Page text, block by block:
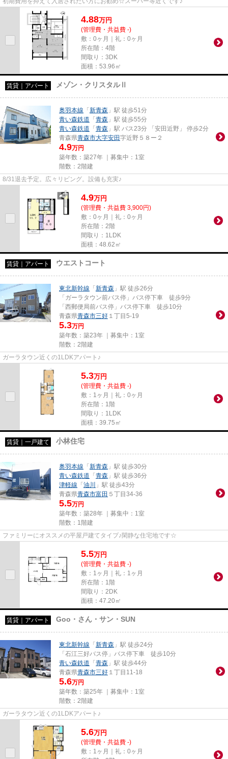
4.88万円
(管理費・共益費 -)
敷：0ヶ月｜礼：0ヶ月
所在階：4階
間取り：3DK
面積：53.96㎡
賃貸｜アパート メゾン・クリスタルⅡ
奥羽本線 「 新青森 」駅 徒歩51分
青い森鉄道 「 青森 」駅 徒歩55分
青い森鉄道 「 青森 」駅 バス23分 「安田近野」 停歩2分
青森県青森市大字安田字近野５８ー２
4.9万円
築年数：築27年 ｜募集中： 1室
階数：2階建
8/31退去予定。広々リビング。設備も充実♪
4.9万円
(管理費・共益費 3,900円)
敷：0ヶ月｜礼：0ヶ月
所在階：2階
間取り：1LDK
面積：48.62㎡
賃貸｜アパート ウエストコート
東北新幹線 「 新青森 」駅 徒歩26分
「ガーラタウン前バス停」バス停下車 徒歩9分
「西郵便局前バス停」バス停下車 徒歩10分
青森県青森市三好 １丁目5-19
5.3万円
築年数：築23年 ｜募集中： 1室
階数：2階建
ガーラタウン近くの1LDKアパート♪
5.3万円
(管理費・共益費 -)
敷：1ヶ月｜礼：0ヶ月
所在階：1階
間取り：1LDK
面積：39.75㎡
賃貸｜一戸建て 小林住宅
奥羽本線 「 新青森 」駅 徒歩30分
青い森鉄道 「 青森 」駅 徒歩36分
津軽線 「 油川
」駅 徒歩43分
青森県青森市富田 ５丁目34-36
5.5万円
築年数：築28年 ｜募集中： 1室
階数：1階建
ファミリーにオススメの平屋戸建てタイプ♪閑静な住宅地です☆
5.5万円
(管理費・共益費 -)
敷：1ヶ月｜礼：1ヶ月
所在階：1階
間取り：2DK
面積：47.20㎡
賃貸｜アパート Goo・さん・サン・SUN
東北新幹線 「 新青森 」駅 徒歩24分
「石江三好バス停」バス停下車 徒歩10分
青い森鉄道 「 青森 」駅 徒歩44分
青森県青森市三好 １丁目11-18
5.6万円
築年数：築25年 ｜募集中： 1室
階数：2階建
ガーラタウン近くの1LDKアパート♪
5.6万円
(管理費・共益費 -)
敷：1ヶ月｜礼：0ヶ月